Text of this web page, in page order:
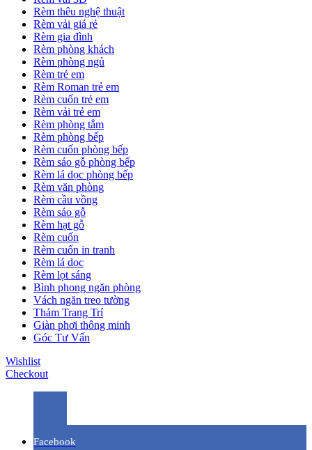
Rèm thêu nghệ thuật
Rèm vải giá rẻ
Rèm gia đình
Rèm phòng khách
Rèm phòng ngủ
Rèm trẻ em
Rèm Roman trẻ em
Rèm cuốn trẻ em
Rèm vải trẻ em
Rèm phòng tắm
Rèm phòng bếp
Rèm cuốn phòng bếp
Rèm sáo gỗ phòng bếp
Rèm lá dọc phòng bếp
Rèm văn phòng
Rèm cầu vồng
Rèm sáo gỗ
Rèm hạt gỗ
Rèm cuốn
Rèm cuốn in tranh
Rèm lá dọc
Rèm lọt sáng
Bình phong ngăn phòng
Vách ngăn treo tường
Thảm Trang Trí
Giàn phơi thông minh
Góc Tư Vấn
Wishlist
Checkout
Facebook